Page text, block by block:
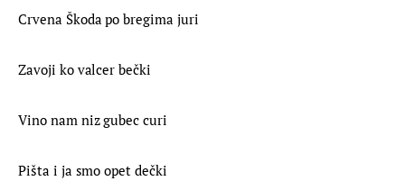
Crvena Škoda po bregima juri
Zavoji ko valcer bečki
Vino nam niz gubec curi
Pišta i ja smo opet dečki